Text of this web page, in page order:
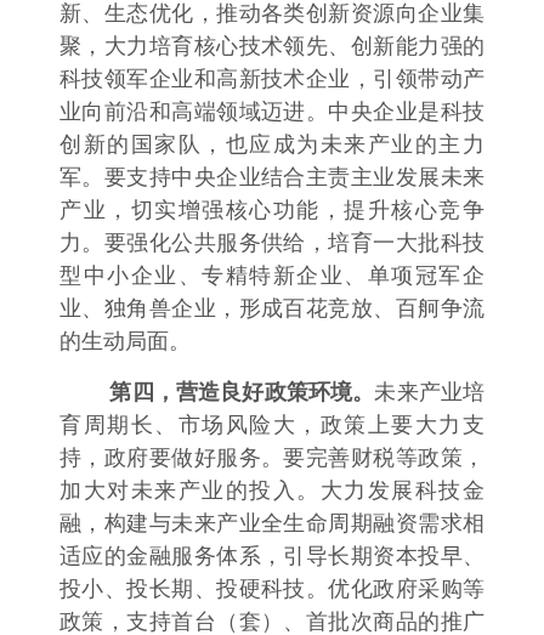
新、生态优化，推动各类创新资源向企业集
聚，大力培育核心技术领先、创新能力强的
科技领军企业和高新技术企业，引领带动产
业向前沿和高端领域迈进。中央企业是科技
创新的国家队，也应成为未来产业的主力
军。要支持中央企业结合主责主业发展未来
产业，切实增强核心功能，提升核心竞争
力。要强化公共服务供给，培育一大批科技
型中小企业、专精特新企业、单项冠军企
业、独角兽企业，形成百花竞放、百舸争流
的生动局面。
第四，营造良好政策环境。未来产业培
育周期长、市场风险大，政策上要大力支
持，政府要做好服务。要完善财税等政策，
加大对未来产业的投入。大力发展科技金
融，构建与未来产业全生命周期融资需求相
适应的金融服务体系，引导长期资本投早、
投小、投长期、投硬科技。优化政府采购等
政策，支持首台（套）、首批次商品的推广